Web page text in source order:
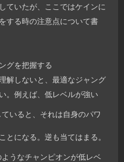
ていたが、ここではケインに
する時の注意点について書
グを把握する
解しないと、最適なジャング
。例えば、低レベルが強い
いると、それは自身のパワ
になる。逆も当てはまる。
うなチャンピオンが低レベ